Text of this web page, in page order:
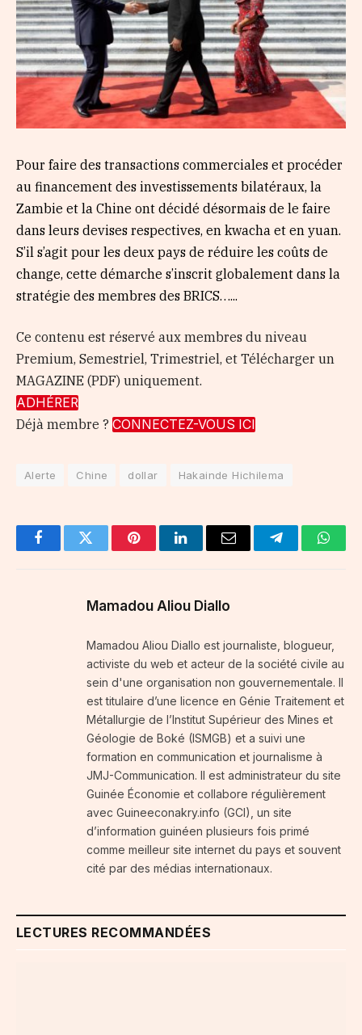
Pour faire des transactions commerciales et procéder
au financement des investissements bilatéraux, la
Zambie et la Chine ont décidé désormais de le faire
dans leurs devises respectives, en kwacha et en yuan.
S’il s’agit pour les deux pays de réduire les coûts de
change, cette démarche s’inscrit globalement dans la
stratégie des membres des BRICS…...
Ce contenu est réservé aux membres du niveau
Premium, Semestriel, Trimestriel, et Télécharger un
MAGAZINE (PDF) uniquement.
ADHÉRER
Déjà membre ? CONNECTEZ-VOUS ICI
Alerte Chine dollar Hakainde Hichilema
FacebookTwitter PinterestLinkedInEmail Telegram
Mamadou Aliou Diallo
Mamadou Aliou Diallo est journaliste, blogueur,
activiste du web et acteur de la société civile au
sein d'une organisation non gouvernementale. Il
est titulaire d’une licence en Génie Traitement et
Métallurgie de l’Institut Supérieur des Mines et
Géologie de Boké (ISMGB) et a suivi une
formation en communication et journalisme à
JMJ-Communication. Il est administrateur du site
Guinée Économie et collabore régulièrement
avec Guineeconakry.info (GCI), un site
d’information guinéen plusieurs fois primé
comme meilleur site internet du pays et souvent
cité par des médias internationaux.
LECTURES RECOMMANDÉES